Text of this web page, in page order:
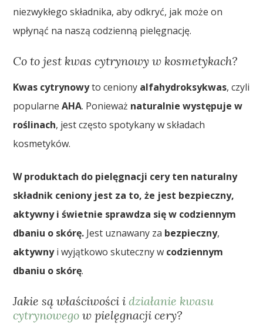
niezwykłego składnika, aby odkryć, jak może on
wpłynąć na naszą codzienną pielęgnację.
Co to jest kwas cytrynowy w kosmetykach?
Kwas cytrynowyto ceniony alfahydroksykwas, czyli
popularneAHA. Ponieważ naturalnie występuje w
roślinach, jest często spotykany w składach
kosmetyków.
W produktach do pielęgnacji cery ten naturalny
składnik ceniony jest za to, że jest bezpieczny,
aktywny i świetnie sprawdza się w codziennym
dbaniu o skórę. Jest uznawany za bezpieczny,
aktywnyi wyjątkowo skuteczny w codziennym
dbaniu o skórę.
Jakie są właściwości idziałanie kwasu
cytrynowego w pielęgnacji cery?